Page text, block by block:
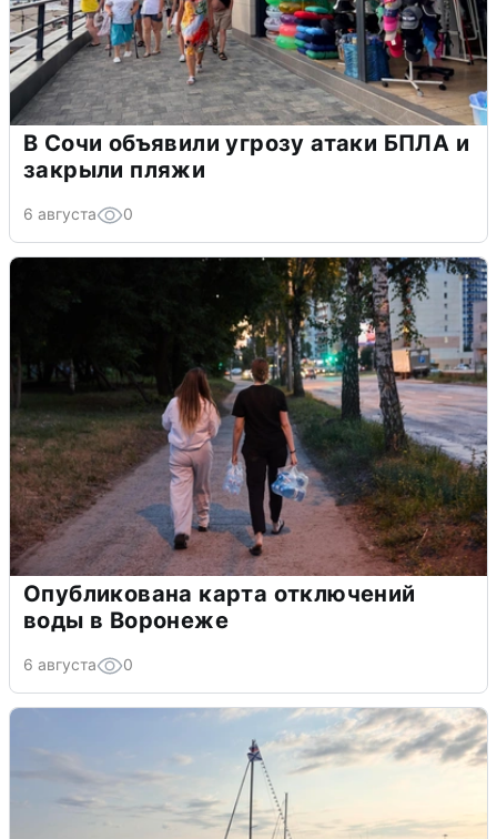
В Сочи объявили угрозу атаки БПЛА и
закрыли пляжи
6 августа 0
Опубликована карта отключений
воды в Воронеже
6 августа 0